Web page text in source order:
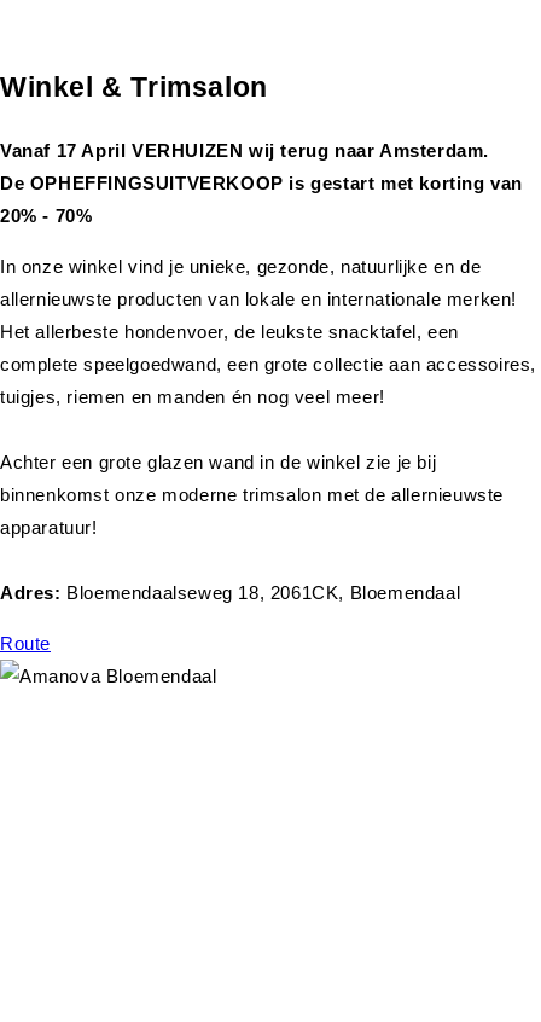
Winkel & Trimsalon
Vanaf 17 April VERHUIZEN wij terug naar Amsterdam.
De OPHEFFINGSUITVERKOOP is gestart met korting van
20% - 70%
In onze winkel vind je unieke, gezonde, natuurlijke en de
allernieuwste producten van lokale en internationale merken!
Het allerbeste hondenvoer, de leukste snacktafel, een
complete speelgoedwand, een grote collectie aan accessoires,
tuigjes, riemen en manden én nog veel meer!
Achter een grote glazen wand in de winkel zie je bij
binnenkomst onze moderne trimsalon met de allernieuwste
apparatuur!
Adres: Bloemendaalseweg 18, 2061CK, Bloemendaal
Route